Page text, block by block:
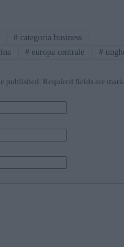
# categoria business
# europa centrale #
published. Required fields are